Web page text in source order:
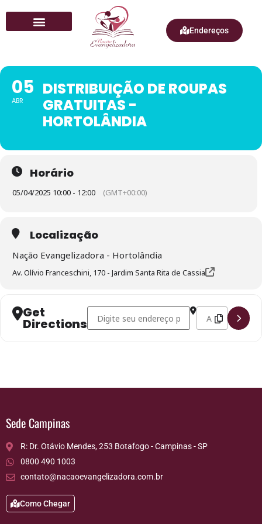
Endereços
05
ABR
DISTRIBUIÇÃO DE ROUPAS
GRATUITAS -
HORTOLÂNDIA
Horário
05/04/2025 10:00 - 12:00 (GMT+00:00)
Localização
Nação Evangelizadora - Hortolândia
Av. Olívio Franceschini, 170 - Jardim Santa Rita de Cassia
Get
Directions
Address - Distribuição de Roupas Gratuitas -
Destination
Sede Campinas
R: Dr. Otávio Mendes, 253 Botafogo - Campinas - SP
0800 490 1003
contato@nacaoevangelizadora.com.br
Como Chegar